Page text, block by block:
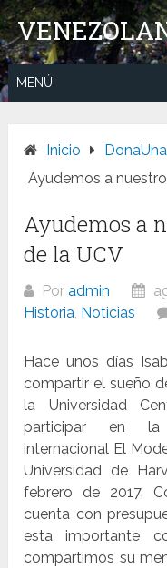
Saltar
al
contenido
MENÚ
Inicio
Ayudemos a
Ayudemos a
de la UCV
Poradmin
Historia, Noticias
Hace unos días
compartir el sueño
la Universidad
participar en la
internacional El
Universidad de
febrero de 2017.
cuenta con
esta importante
compartimos su